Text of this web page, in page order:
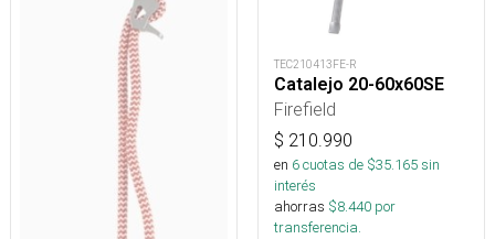
TEC210413FE-R
Catalejo 20-60x60SE
Firefield
$ 210.990
en 6cuotas de $35.165sin
interés
ahorras $8.440 por
transferencia.